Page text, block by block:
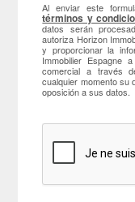
Al enviar este
términos y
datos serán
autoriza Horizon
y proporcionar la
Immobilier Espagne
comercial a través
cualquier momento su
oposición a sus datos.